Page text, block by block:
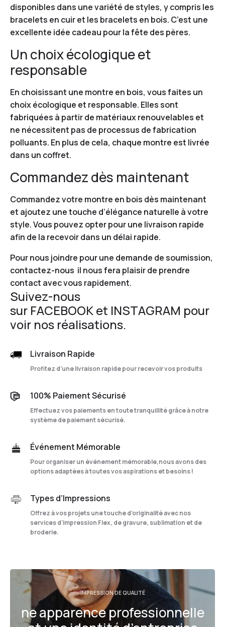
disponibles dans une variété de styles, y compris les
bracelets en cuir et les bracelets en bois. C’est une
excellente idée cadeau pour la fête des pères.
Un choix écologique et
responsable
En choisissant une montre en bois, vous faites un
choix écologique et responsable. Elles sont
fabriquées à partir de matériaux renouvelables et
ne nécessitent pas de processus de fabrication
polluants. En plus de cela, chaque montre est livrée
dans un coffret.
Commandez dès maintenant
Commandez votre montre en bois dès maintenant
et ajoutez une touche d’élégance naturelle à votre
style. Vous pouvez opter pour une livraison rapide
afin de la recevoir dans un délai rapide.
Pour nous joindre pour une demande de soumission,
contactez-nous il nous fera plaisir de prendre
contact avec vous rapidement.
Suivez-nous
sur FACEBOOKet INSTAGRAM pour
voir nos réalisations.
Livraison Rapide
Profitez d’une livraison rapide pour recevoir vos produits
100% Paiement Sécurisé
Effectuez vos paiements en toute tranquillité grâce à notre
système de paiement sécurisé.
Événement Mémorable
Pour organiser un événement mémorable,nous avons des
options adaptées à toutes vos aspirations et besoins !
Types d’Impressions
Offrez à vos projets une touche d’originalité avec nos
services d’impression Flex, de gravure, sublimation et de
broderie.
IMPRESSION DE QUALITÉ
ne apparence professionnelle